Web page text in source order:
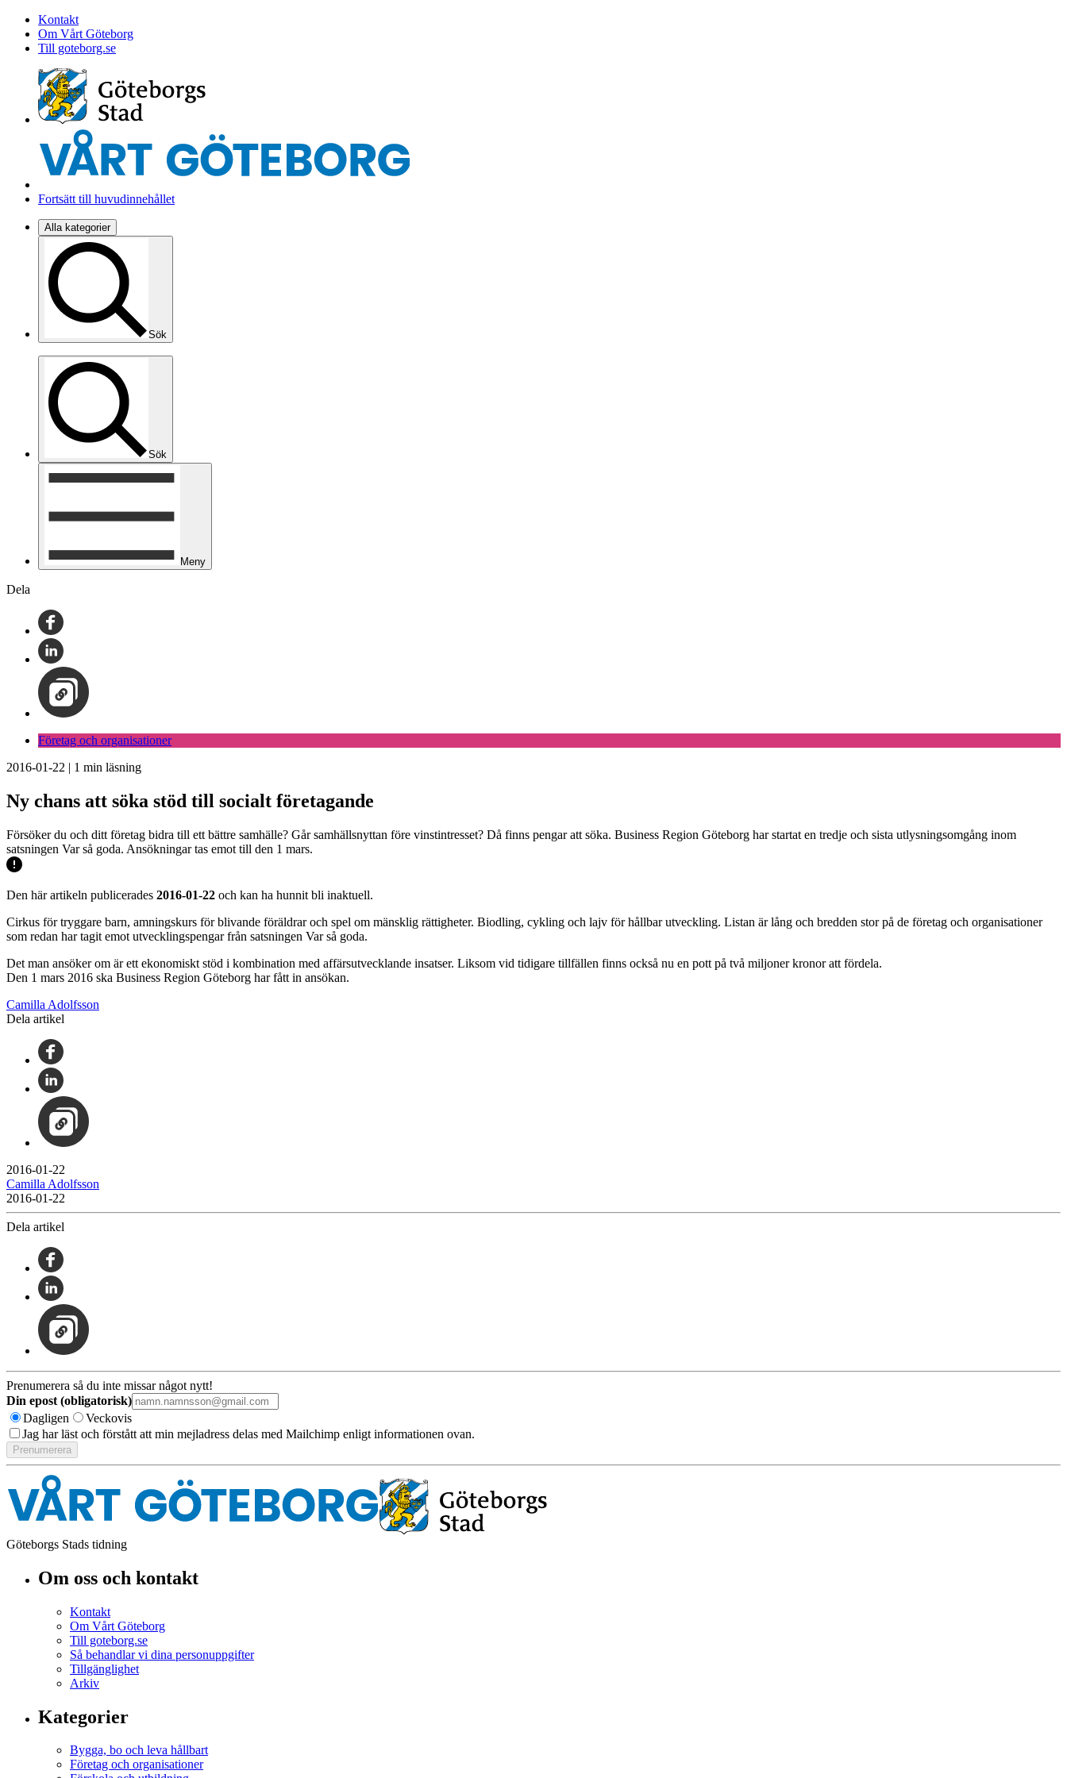
Kontakt
Om Vårt Göteborg
Till goteborg.se
Fortsätt till huvudinnehållet
Alla kategorier
Sök
Sök
Meny
Dela
Företag och organisationer
2016-01-22 | 1 min läsning
Ny chans att söka stöd till socialt företagande
Försöker du och ditt företag bidra till ett bättre samhälle? Går samhällsnyttan före vinstintresset? Då finns pengar att söka. Business Region Göteborg har startat en tredje och sista utlysningsomgång inom
satsningen Var så goda. Ansökningar tas emot till den 1 mars.
Den här artikeln publicerades 2016-01-22 och kan ha hunnit bli inaktuell.
Cirkus för tryggare barn, amningskurs för blivande föräldrar och spel om mänsklig rättigheter. Biodling, cykling och lajv för hållbar utveckling. Listan är lång och bredden stor på de företag och organisationer
som redan har tagit emot utvecklingspengar från satsningen Var så goda.
Det man ansöker om är ett ekonomiskt stöd i kombination med affärsutvecklande insatser. Liksom vid tidigare tillfällen finns också nu en pott på två miljoner kronor att fördela.
Den 1 mars 2016 ska Business Region Göteborg har fått in ansökan.
Camilla Adolfsson
Dela artikel
2016-01-22
Camilla Adolfsson
2016-01-22
Dela artikel
Prenumerera så du inte missar något nytt!
Din epost (obligatorisk)
Dagligen
Veckovis
Jag har läst och förstått att min mejladress delas med Mailchimp enligt informationen ovan.
Göteborgs Stads tidning
Om oss och kontakt
Kontakt
Om Vårt Göteborg
Till goteborg.se
Så behandlar vi dina personuppgifter
Tillgänglighet
Arkiv
Kategorier
Bygga, bo och leva hållbart
Företag och organisationer